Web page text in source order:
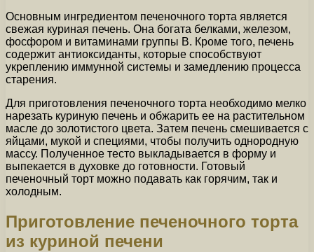
Основным ингредиентом печеночного торта является
свежая куриная печень. Она богата белками, железом,
фосфором и витаминами группы В. Кроме того, печень
содержит антиоксиданты, которые способствуют
укреплению иммунной системы и замедлению процесса
старения.
Для приготовления печеночного торта необходимо мелко
нарезать куриную печень и обжарить ее на растительном
масле до золотистого цвета. Затем печень смешивается с
яйцами, мукой и специями, чтобы получить однородную
массу. Полученное тесто выкладывается в форму и
выпекается в духовке до готовности. Готовый
печеночный торт можно подавать как горячим, так и
холодным.
Приготовление печеночного торта
из куриной печени